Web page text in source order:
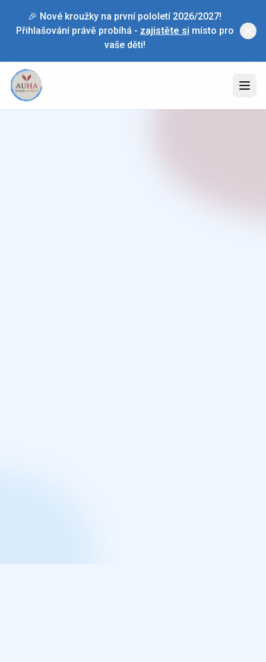
🎉 Nové kroužky na první pololetí 2026/2027!
Přihlašování právě probíhá - zajistěte si místo pro
vaše děti!